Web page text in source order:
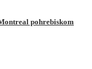
pohrebiskom